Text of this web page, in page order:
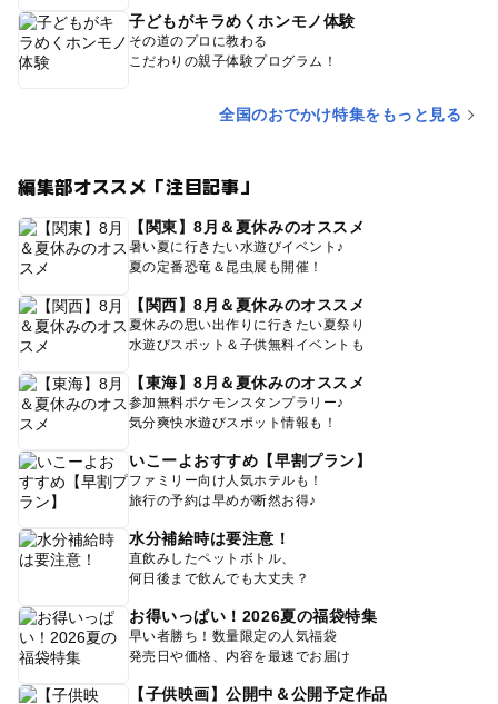
子どもがキラめくホンモノ体験
その道のプロに教わる
こだわりの親子体験プログラム！
全国のおでかけ特集をもっと見る
編集部オススメ「注目記事」
【関東】8月＆夏休みのオススメ
暑い夏に行きたい水遊びイベント♪
夏の定番恐竜＆昆虫展も開催！
【関西】8月＆夏休みのオススメ
夏休みの思い出作りに行きたい夏祭り
水遊びスポット＆子供無料イベントも
【東海】8月＆夏休みのオススメ
参加無料ポケモンスタンプラリー♪
気分爽快水遊びスポット情報も！
いこーよおすすめ【早割プラン】
ファミリー向け人気ホテルも！
旅行の予約は早めが断然お得♪
水分補給時は要注意！
直飲みしたペットボトル、
何日後まで飲んでも大丈夫？
お得いっぱい！2026夏の福袋特集
早い者勝ち！数量限定の人気福袋
発売日や価格、内容を最速でお届け
【子供映画】公開中＆公開予定作品